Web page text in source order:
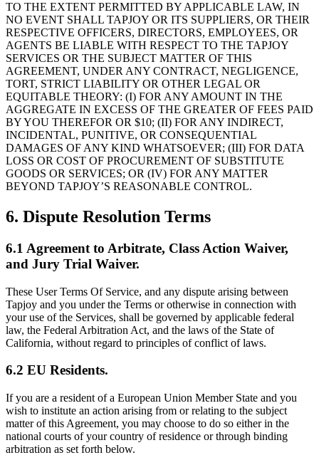
TO THE EXTENT PERMITTED BY APPLICABLE LAW, IN
NO EVENT SHALL TAPJOY OR ITS SUPPLIERS, OR THEIR
RESPECTIVE OFFICERS, DIRECTORS, EMPLOYEES, OR
AGENTS BE LIABLE WITH RESPECT TO THE TAPJOY
SERVICES OR THE SUBJECT MATTER OF THIS
AGREEMENT, UNDER ANY CONTRACT, NEGLIGENCE,
TORT, STRICT LIABILITY OR OTHER LEGAL OR
EQUITABLE THEORY: (I) FOR ANY AMOUNT IN THE
AGGREGATE IN EXCESS OF THE GREATER OF FEES PAID
BY YOU THEREFOR OR $10; (II) FOR ANY INDIRECT,
INCIDENTAL, PUNITIVE, OR CONSEQUENTIAL
DAMAGES OF ANY KIND WHATSOEVER; (III) FOR DATA
LOSS OR COST OF PROCUREMENT OF SUBSTITUTE
GOODS OR SERVICES; OR (IV) FOR ANY MATTER
BEYOND TAPJOY’S REASONABLE CONTROL.
6. Dispute Resolution Terms
6.1 Agreement to Arbitrate, Class Action Waiver,
and Jury Trial Waiver.
These User Terms Of Service, and any dispute arising between
Tapjoy and you under the Terms or otherwise in connection with
your use of the Services, shall be governed by applicable federal
law, the Federal Arbitration Act, and the laws of the State of
California, without regard to principles of conflict of laws.
6.2 EU Residents.
If you are a resident of a European Union Member State and you
wish to institute an action arising from or relating to the subject
matter of this Agreement, you may choose to do so either in the
national courts of your country of residence or through binding
arbitration as set forth below.